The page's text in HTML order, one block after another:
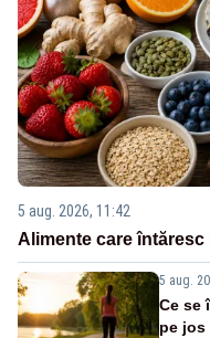
5 aug. 2026, 11:42
Alimente care
5 aug.
Ce se
pe jos